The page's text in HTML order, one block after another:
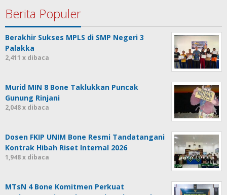
Berita Populer
Berakhir Sukses MPLS di SMP Negeri 3
Palakka
2,411 x dibaca
Murid MIN 8 Bone Taklukkan Puncak
Gunung Rinjani
2,048 x dibaca
Dosen FKIP UNIM Bone Resmi Tandatangani
Kontrak Hibah Riset Internal 2026
1,948 x dibaca
MTsN 4 Bone Komitmen Perkuat